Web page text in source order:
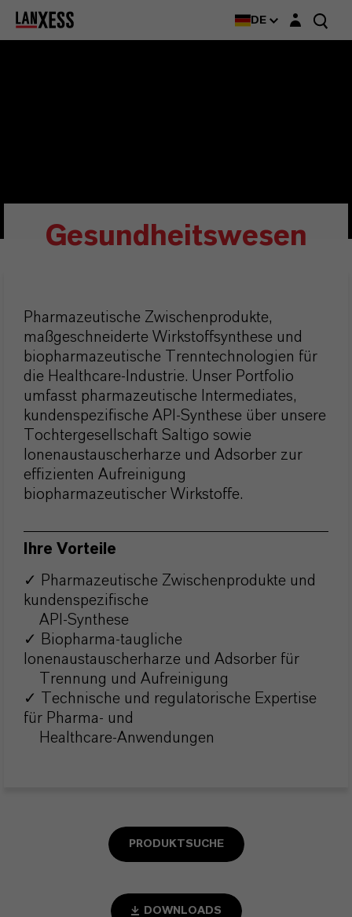
DE Login-Maske
Gesundheitswesen
Pharmazeutische Zwischenprodukte,
maßgeschneiderte Wirkstoffsynthese und
biopharmazeutische Trenntechnologien für
die Healthcare-Industrie. Unser Portfolio
umfasst pharmazeutische Intermediates,
kundenspezifische API-Synthese über unsere
Tochtergesellschaft Saltigo sowie
Ionenaustauscherharze und Adsorber zur
effizienten Aufreinigung
biopharmazeutischer Wirkstoffe.
Ihre Vorteile
✓ Pharmazeutische Zwischenprodukte und
kundenspezifische
API-Synthese
✓ Biopharma-taugliche
Ionenaustauscherharze und Adsorber für
Trennung und Aufreinigung
✓ Technische und regulatorische Expertise
für Pharma- und
Healthcare-Anwendungen
PRODUKTSUCHE
DOWNLOADS